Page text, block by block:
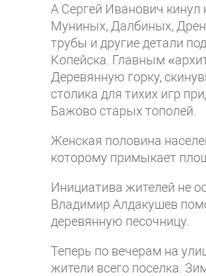
А Сергей Иванович
Муниных, Далбиных,
трубы и другие детали
Копейска. Главным
Деревянную горку,
столика для тихих игр
Бажово старых тополей.
Женская половина
которому примыкает
Инициатива жителей не
Владимир Алдакушев
деревянную песочницу.
Теперь по вечерам на
жители всего поселка.